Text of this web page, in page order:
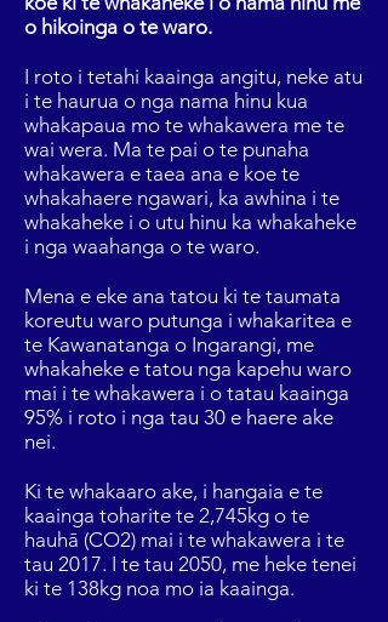
o hikoinga o te waro.
I roto i tetahi kaainga angitu, neke atu
i te haurua o nga nama hinu kua
whakapaua mo te whakawera me te
wai wera. Ma te pai o te punaha
whakawera e taea ana e koe te
whakahaere ngawari, ka awhina i te
whakaheke i o utu hinu ka whakaheke
i nga waahanga o te waro.
Mena e eke ana tatou ki te taumata
koreutu waro putunga i whakaritea e
te Kawanatanga o Ingarangi, me
whakaheke e tatou nga kapehu waro
mai i te whakawera i o tatau kaainga
95% i roto i nga tau 30 e haere ake
nei.
Ki te whakaaro ake, i hangaia e te
kaainga toharite te 2,745kg o te
hauhā (CO2) mai i te whakawera i te
tau 2017. I te tau 2050, me heke tenei
ki te 138kg noa mo ia kaainga.